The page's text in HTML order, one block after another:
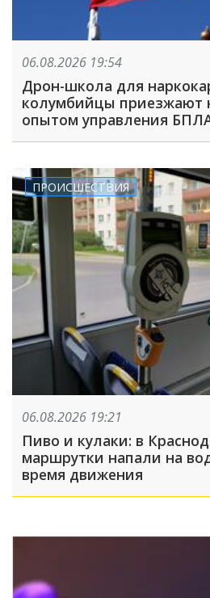
06.08.2026 19:54
Дрон-школа для
колумбийцы приезжают
опытом управления
ПРОИСШЕСТВИЯ
06.08.2026 19:21
Пиво и кулаки: в
маршрутки напали на
время движения